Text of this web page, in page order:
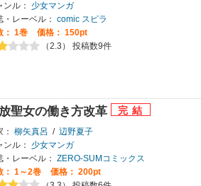
ンル：
少女マンガ
・レーベル： comic スピラ
： 1巻
価格： 150pt
（2.3） 投稿数9件
聖女の働き方改革
柳矢真呂 / 辺野夏子
ンル：
少女マンガ
・レーベル： ZERO-SUMコミックス
： 1～2巻
価格： 200pt